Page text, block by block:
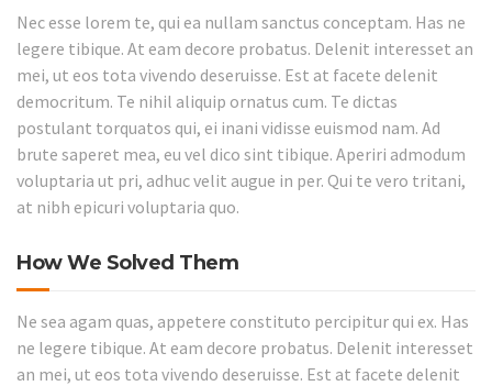
Nec esse lorem te, qui ea nullam sanctus conceptam. Has ne
legere tibique. At eam decore probatus. Delenit interesset an
mei, ut eos tota vivendo deseruisse. Est at facete delenit
democritum. Te nihil aliquip ornatus cum. Te dictas
postulant torquatos qui, ei inani vidisse euismod nam. Ad
brute saperet mea, eu vel dico sint tibique. Aperiri admodum
voluptaria ut pri, adhuc velit augue in per. Qui te vero tritani,
at nibh epicuri voluptaria quo.
How We Solved Them
Ne sea agam quas, appetere constituto percipitur qui ex. Has
ne legere tibique. At eam decore probatus. Delenit interesset
an mei, ut eos tota vivendo deseruisse. Est at facete delenit